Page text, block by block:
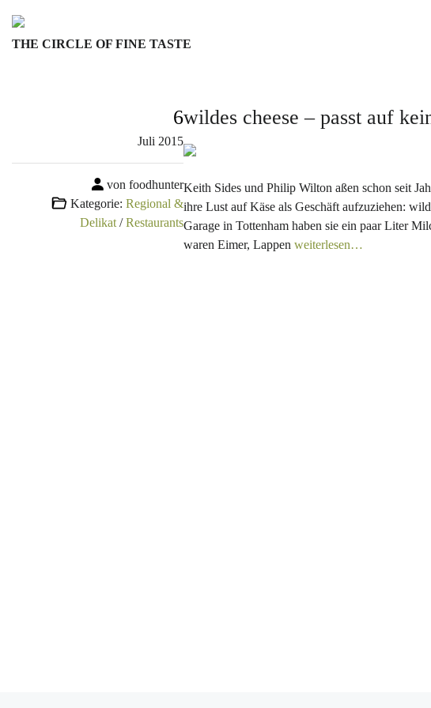
content
THE CIRCLE OF FINE TASTE
6
Juli 2015
von foodhunter
Kategorie: Regional &
Delikat/Restaurants
wildes cheese – passt auf
Keith Sides und Philip Wilton aßen schon seit
ihre Lust auf Käse als Geschäft aufzuziehen:
Garage in Tottenham haben sie ein paar Liter
waren Eimer, Lappen weiterlesen…